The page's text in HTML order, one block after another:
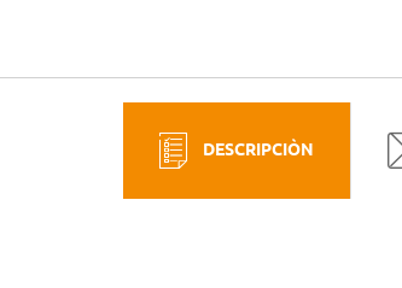
DESCRIPCIÒN